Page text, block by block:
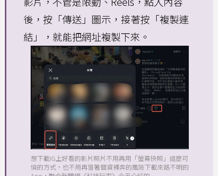
後，按「傳送」圖示，接著按「複製連
結」，就能把網址複製下來。
想下載IG上好看的影片照片不用再用「螢幕快照」這麼可
憐的方式，也不用再冒著個資裸奔的風險下載來路不明的